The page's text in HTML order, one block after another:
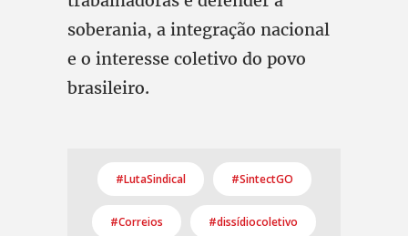
soberania, a integração nacional
e o interesse coletivo do povo
brasileiro.
#LutaSindical #SintectGO
#Correios #dissídiocoletivo